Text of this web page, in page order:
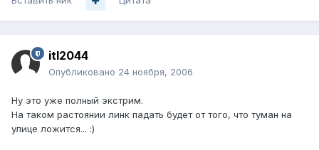
itl2044
Опубликовано 24 ноября, 2006
Ну это уже полный экстрим.
На таком растоянии линк падать будет от того, что туман на
улице ложится... :)